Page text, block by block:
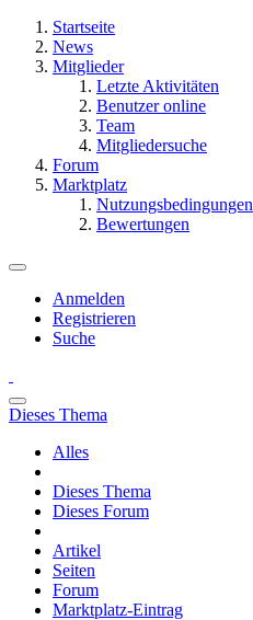
Startseite
News
Mitglieder
Letzte Aktivitäten
Benutzer online
Team
Mitgliedersuche
Forum
Marktplatz
Nutzungsbedingungen
Bewertungen
Anmelden
Registrieren
Suche
Dieses Thema
Alles
Dieses Thema
Dieses Forum
Artikel
Seiten
Forum
Marktplatz-Eintrag